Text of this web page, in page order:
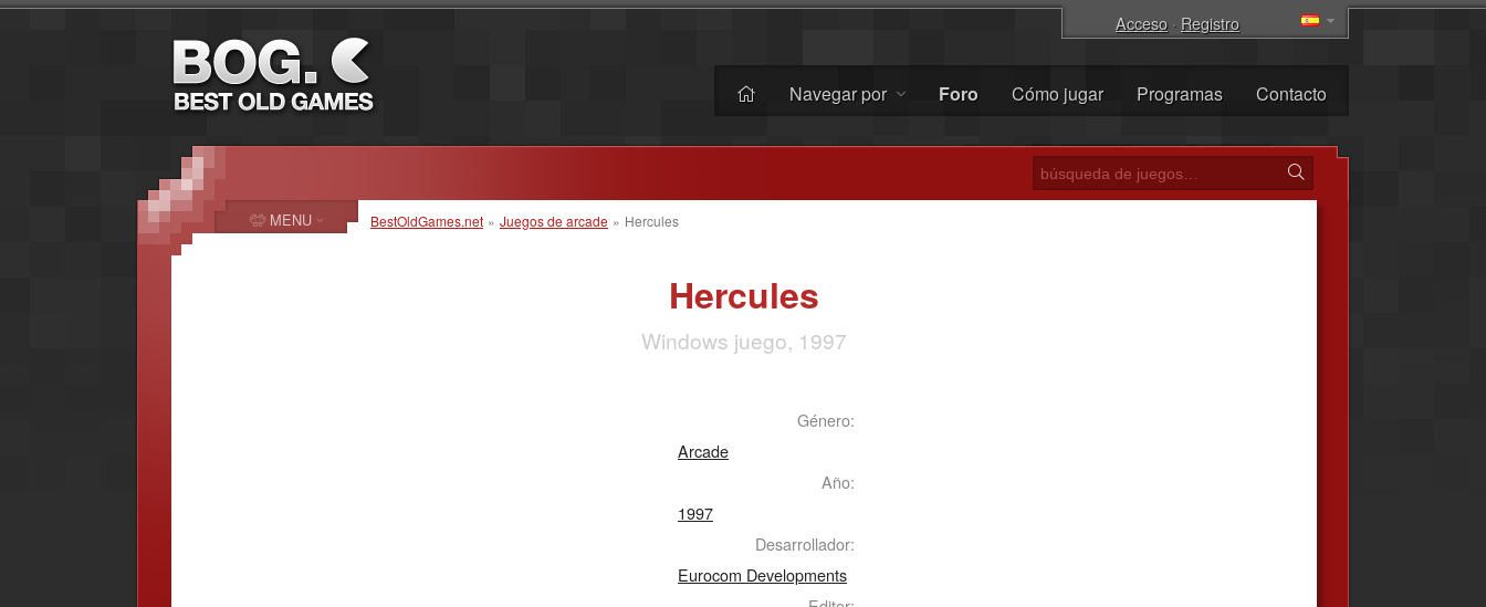
Acceso· Registro
Navegar por Foro Cómo jugar Programas Contacto
BestOldGames.net » Juegos de arcade » Hercules
Hercules
Windows juego, 1997
Género:
Arcade
Año:
1997
Desarrollador:
Eurocom Developments
MENU